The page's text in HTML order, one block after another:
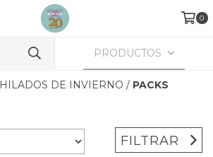
0
PRODUCTOS
HILADOS DE INVIERNO / PACKS
FILTRAR